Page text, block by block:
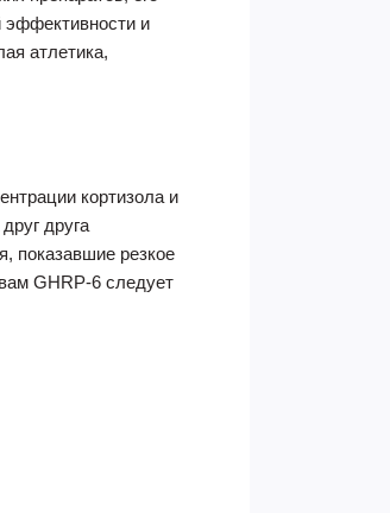
эффективности и
атлетика,
кортизола и
друга
показавшие резкое
GHRP-6 следует